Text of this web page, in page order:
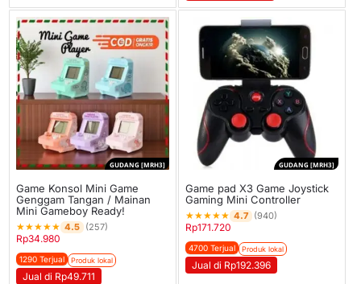
GUDANG [MRH3]
Game Konsol Mini Game
Genggam Tangan / Mainan
Mini Gameboy Ready!
★★★★★ 4.5 (257)
Rp34.980
1290 Terjual Produk lokal
Jual di Rp49.711
GUDANG [MRH3]
Game pad X3 Game Joystick
Gaming Mini Controller
★★★★★ 4.7 (940)
Rp171.720
4700 Terjual Produk lokal
Jual di Rp192.396